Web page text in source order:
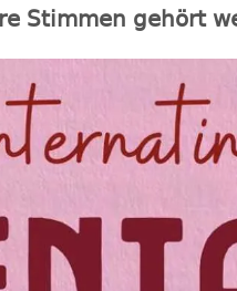
Stimmen gehört